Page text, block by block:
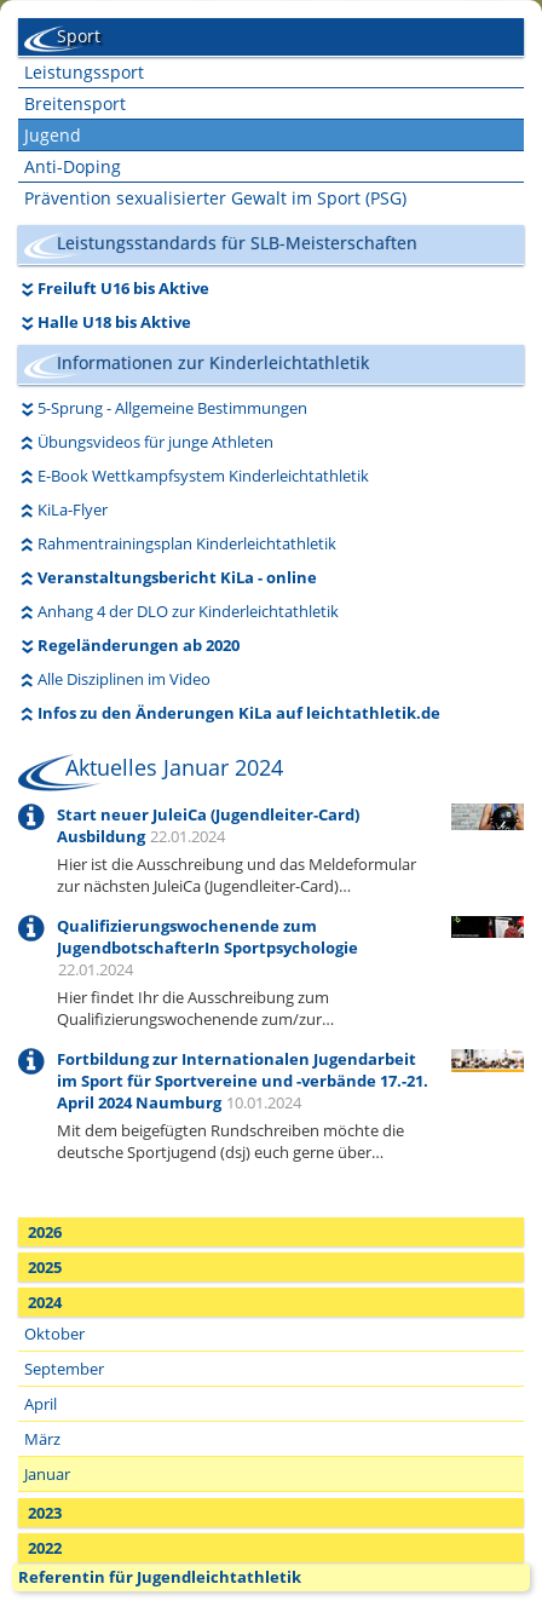
Sport
Leistungssport
Breitensport
Jugend
Anti-Doping
Prävention sexualisierter Gewalt im Sport (PSG)
Leistungsstandards für SLB-Meisterschaften
Freiluft U16 bis Aktive
Halle U18 bis Aktive
Informationen zur Kinderleichtathletik
5-Sprung - Allgemeine Bestimmungen
Übungsvideos für junge Athleten
E-Book Wettkampfsystem Kinderleichtathletik
KiLa-Flyer
Rahmentrainingsplan Kinderleichtathletik
Veranstaltungsbericht KiLa - online
Anhang 4 der DLO zur Kinderleichtathletik
Regeländerungen ab 2020
Alle Disziplinen im Video
Infos zu den Änderungen KiLa auf leichtathletik.de
Aktuelles Januar 2024
Start neuer JuleiCa (Jugendleiter-Card)
Ausbildung 22.01.2024
Hier ist die Ausschreibung und das Meldeformular
zur nächsten JuleiCa (Jugendleiter-Card)…
Qualifizierungswochenende zum
JugendbotschafterIn Sportpsychologie
22.01.2024
Hier findet Ihr die Ausschreibung zum
Qualifizierungswochenende zum/zur…
Fortbildung zur Internationalen Jugendarbeit
im Sport für Sportvereine und -verbände 17.-21.
April 2024 Naumburg 10.01.2024
Mit dem beigefügten Rundschreiben möchte die
deutsche Sportjugend (dsj) euch gerne über…
2026
2025
2024
Oktober
September
April
März
Januar
2023
2022
Referentin für Jugendleichtathletik